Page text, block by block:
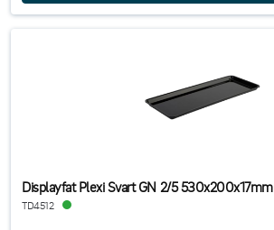
Displayfat Plexi Svart GN 2/5 530x200x17mm
TD4512